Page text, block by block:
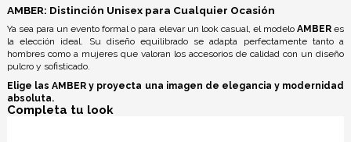
AMBER: Distinción Unisex para Cualquier Ocasión
Ya sea para un evento formal o para elevar un look casual, el modelo AMBERes
la elección ideal. Su diseño equilibrado se adapta perfectamente tanto a
hombres como a mujeres que valoran los accesorios de calidad con un diseño
pulcro y sofisticado.
Elige las AMBER y proyecta una imagen de elegancia y modernidad
absoluta.
Completa tu look